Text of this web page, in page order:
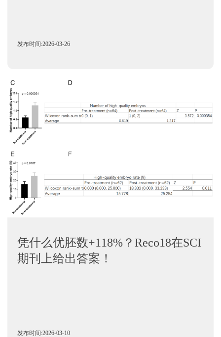
发布时间:2026-03-26
凭什么优胚数+118%？Reco18在SCI
期刊上给出答案！
发布时间:2026-03-10